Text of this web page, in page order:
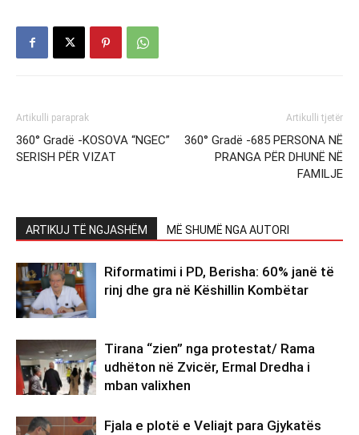
Artikulli paraprak
360° Gradë -KOSOVA “NGEC”
SERISH PËR VIZAT
Artikulli tjetër
360° Gradë -685 PERSONA NË
PRANGA PËR DHUNË NË
FAMILJE
ARTIKUJ TË NGJASHËM MË SHUMË NGA AUTORI
Riformatimi i PD, Berisha: 60% janë të
rinj dhe gra në Këshillin Kombëtar
Tirana “zien” nga protestat/ Rama
udhëton në Zvicër, Ermal Dredha i
mban valixhen
Fjala e plotë e Veliajt para Gjykatës